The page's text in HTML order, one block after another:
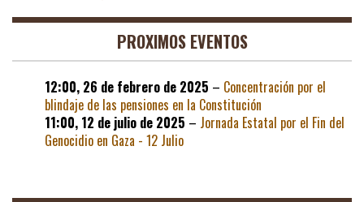
PROXIMOS EVENTOS
12:00, 26 de febrero de 2025 – Concentración por el
blindaje de las pensiones en la Constitución
11:00, 12 de julio de 2025 – Jornada Estatal por el Fin del
Genocidio en Gaza - 12 Julio